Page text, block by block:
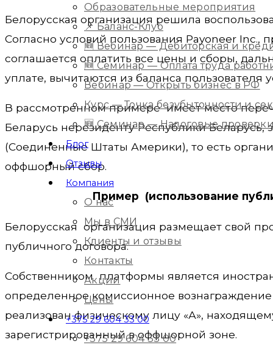
Образовательные мероприятия
📌 Баланс-Клуб
🆕 Вебинар — Дебиторская и
🆕 Семинар — Оплата труда
Вебинар — Открыть бизнес в РФ
Курс — Точка безубыточности и
🆕 Семинар — Налоговые проверки
Блог
Отзывы
Компания
О нас
Мы в СМИ
Клиенты и отзывы
Контакты
Акции
Цены
+375 29 604 33 00
+375 29 604 33 00
Белорусская организация решила
Согласно условий пользования Payoneer Inc.,
соглашается оплатить все цены и сборы,
уплате, вычитаются из баланса пользователя
В рассмотренном примере имеет место
Беларусь нерезиденту Республики
(Соединенные Штаты Америки), то есть
оффшорный сбор.
Пример (использование
Белорусская организация размещает свой
публичного договора.
Собственником платформы является
определенное комиссионное
реализован физическому лицу «А»,
зарегистрированный в оффшорной зоне.